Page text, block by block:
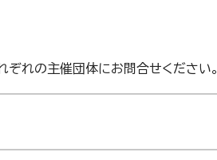
ぞれの主催団体にお問合せください。